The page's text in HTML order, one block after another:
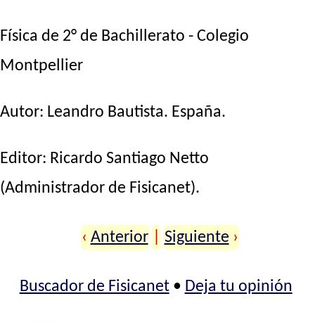
Física de 2° de Bachillerato - Colegio
Montpellier
Autor: Leandro Bautista. España.
Editor: Ricardo Santiago Netto
(Administrador de Fisicanet).
‹ Anterior Siguiente ›
Buscador de Fisicanet• Deja tu opinión